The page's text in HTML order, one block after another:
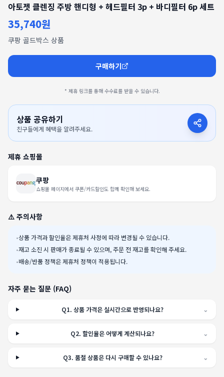
아토젯 클렌징 주방 핸디형 + 헤드필터 3p + 바디필터 6p 세트
35,740원
쿠팡 골드박스 상품
구매하기
* 제휴 링크를 통해 수수료를 받을 수 있습니다.
상품 공유하기
친구들에게 혜택을 알려주세요.
제휴 쇼핑몰
쿠팡
쇼핑몰 페이지에서 쿠폰/카드할인도 함께 확인해 보세요.
⚠️ 주의사항
•상품 가격과 할인율은 제휴처 사정에 따라 변경될 수 있습니다.
•재고 소진 시 판매가 종료될 수 있으며, 주문 전 재고를 확인해 주세요.
•배송/반품 정책은 제휴처 정책이 적용됩니다.
자주 묻는 질문 (FAQ)
Q1.상품 가격은 실시간으로 반영되나요? ⌄
Q2.할인율은 어떻게 계산되나요? ⌄
Q3. 품절 상품은 다시 구매할 수 있나요? ⌄